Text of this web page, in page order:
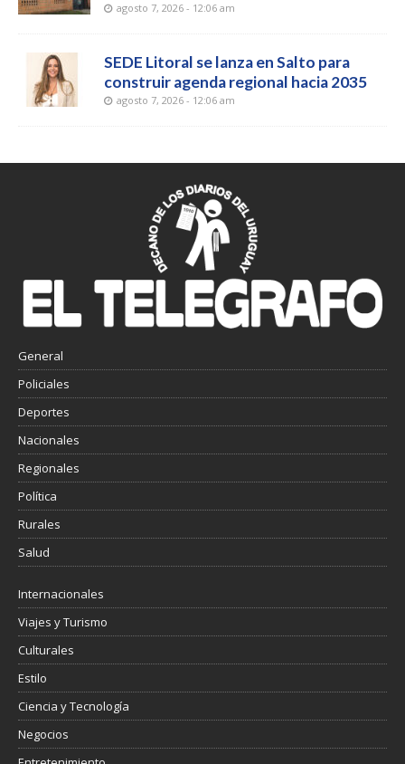
agosto 7, 2026 - 12:06 am
SEDE Litoral se lanza en Salto para
construir agenda regional hacia 2035
agosto 7, 2026 - 12:06 am
General
Policiales
Deportes
Nacionales
Regionales
Política
Rurales
Salud
Internacionales
Viajes y Turismo
Culturales
Estilo
Ciencia y Tecnología
Negocios